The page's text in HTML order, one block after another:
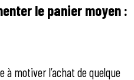
le panier moyen :
motiver l’achat de quelque